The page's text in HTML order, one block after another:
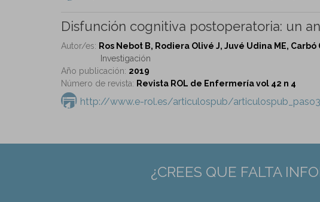
Disfunción cognitiva postoperatoria: un
Autor/es: Ros Nebot B, Rodiera Olivé J, Juvé Udina ME,
Investigación
Año publicación: 2019
Número de revista: Revista ROL de Enfermería vol 42 n 4
http://www.e-rol.es/articulospub/
¿CREES QUE FALTA